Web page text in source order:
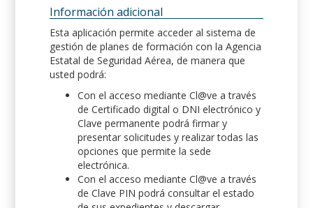
Información adicional
Esta aplicación permite acceder al sistema de
gestión de planes de formación con la Agencia
Estatal de Seguridad Aérea, de manera que
usted podrá:
Con el acceso mediante Cl@ve a través
de Certificado digital o DNI electrónico y
Clave permanente podrá firmar y
presentar solicitudes y realizar todas las
opciones que permite la sede
electrónica.
Con el acceso mediante Cl@ve a través
de Clave PIN podrá consultar el estado